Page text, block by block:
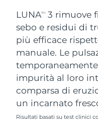
LUNATM
3 rimuove
sebo e residui di
più efficace
manuale. Le
impurità al loro
comparsa di
un incarnato
Risultati basati su test clinici
Monaco
Paesi Bassi
Nuova Zelanda
Norvegia
Oman